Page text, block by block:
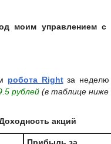
моим управлением с
робота Rightза
рублей (в таблице
акций